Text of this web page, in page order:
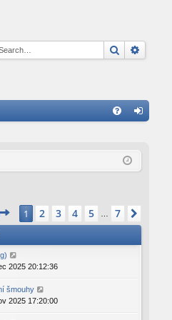
Search
in
Page 1of7
1 2 3 4 5 7
2025 20:12:36
šmouhy
2025 17:20:00